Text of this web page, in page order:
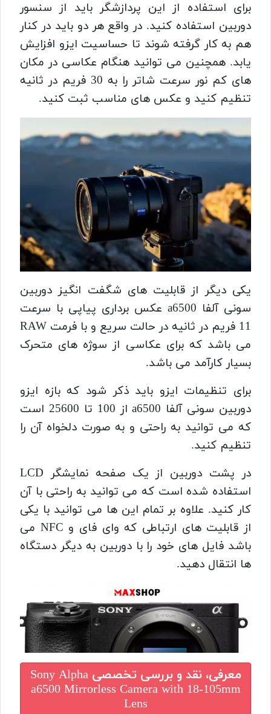
برای استفاده از این پردازشگر باید از سنسور
دوربین استفاده کنید. در واقع هر دو باید در کنار
هم به کار گرفته شوند تا حساسیت ایزو افزایش
یابد. همچنین می توانید هنگام عکاسی در مکان
های کم نور سرعت شاتر را به 30 فریم در ثانیه
تنظیم کنید و عکس های مناسب ثبت کنید.
یکی دیگر از قابلیت های شگفت انگیز دوربین
سونی آلفا a6500
عکس برداری پیاپی با سرعت
11 فریم در ثانیه در حالت سریع و با فرمت RAW
می باشدکه برای عکاسی از سوژه های متحرک
بسیار کارآمد می باشد.
برای تنظیمات ایزو باید ذکر شود که بازه ایزو
دوربین سونی آلفا a6500 از 100 تا 25600 است
که می توانید به راحتی و به صورت دلخواه آن را
تنظیم کنید.
در پشت دوربین از یک صفحه نمایشگر LCD
استفاده شده است که می توانید به راحتی با آن
کار کنید. علاوه بر تمام این ها می توانید با یکی
از قابلیت های ارتباطی که وای فای و NFC می
باشد فایل های خود را با دوربین به دیگر دستگاه
ها انتقال دهید.
معرفی، نقد و بررسی تخصصیSony Alpha
a6500 Mirrorless Camera with 18-105mm
Lens